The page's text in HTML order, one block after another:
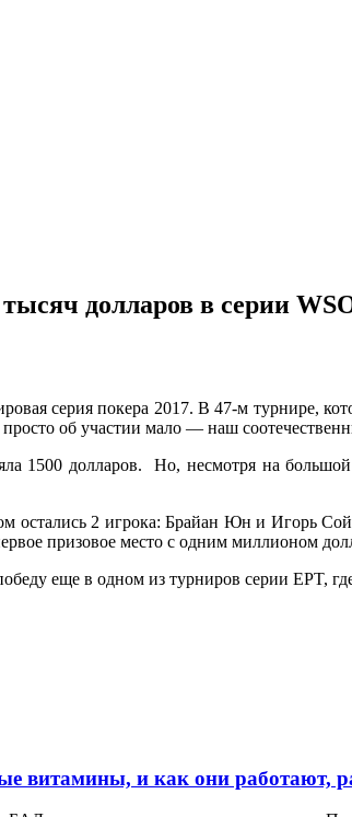
долларов в серии
серия покера 2017. В 47-м турнире,
просто об участии мало — наш
1500 долларов. Но, несмотря на
остались 2 игрока: Брайан Юн и Игорь
призовое место с одним миллионом
еще в одном из турниров серии EPT,
витамины, и как они работают,